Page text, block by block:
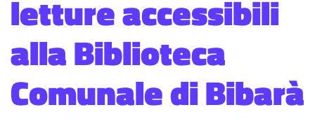
letture accessibili
alla Biblioteca
Comunale di Bibarà